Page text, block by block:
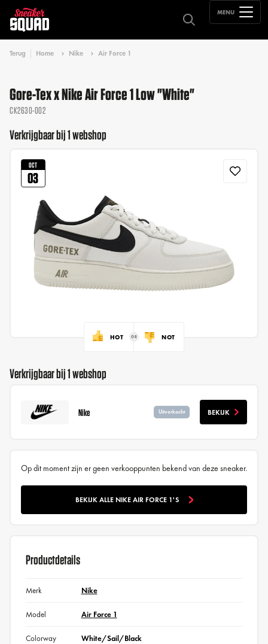
MENU
Terug Home Nike Air Force 1
Gore-Tex x Nike Air Force 1 Low "White"
CK2630-002
Verkrijgbaar bij 1 webshop
OCT
03
HOT NOT
Verkrijgbaar bij 1 webshop
Nike Uitverkocht BEKIJK
Op dit moment zijn er geen verkooppunten bekend van deze sneaker.
BEKIJK ALLE NIKE AIR FORCE 1'S
Productdetails
Merk Nike
Model Air Force 1
Colorway White/Sail/Black